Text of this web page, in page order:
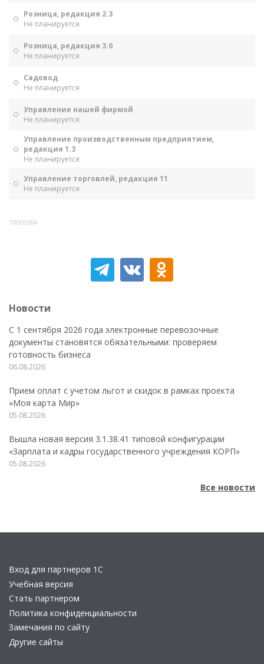
Розница, редакция 2.3
Не планируется
Розница, редакция 3.0
Не планируется
Садовод
Не планируется
Управление нашей фирмой
Не планируется
Управление производственным предприятием,
редакция 1.3
Не планируется
Управление торговлей, редакция 11
Не планируется
70000304
Новости
С 1 сентября 2026 года электронные перевозочные
документы становятся обязательными: проверяем
готовность бизнеса
06.08.2026
Прием оплат с учетом льгот и скидок в рамках проекта
«Моя карта Мир»
05.08.2026
Вышла новая версия 3.1.38.41 типовой конфигурации
«Зарплата и кадры государственного учреждения КОРП»
05.08.2026
Все новости
Вход для партнеров 1С
Учебная версия
Стать партнером
Политика конфиденциальности
Замечания по сайту
Другие сайты